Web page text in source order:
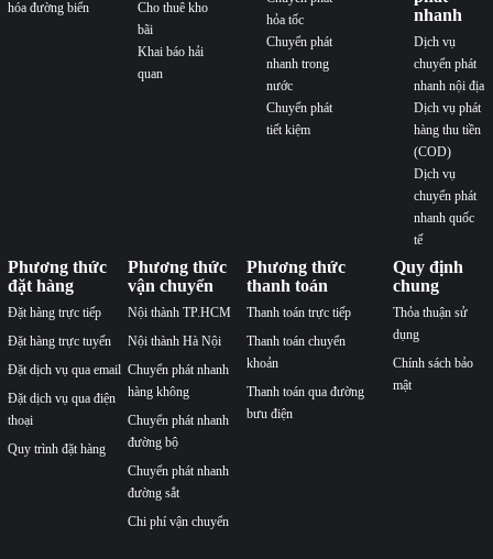
hóa đường biển
Cho thuê kho
bãi
Khai báo hải
quan
hỏa tốc
Chuyển phát
nhanh trong
nước
Chuyển phát
tiết kiệm
nhanh
Dịch vụ
chuyển phát
nhanh nội địa
Dịch vụ phát
hàng thu tiền
(COD)
Dịch vụ
chuyển phát
nhanh quốc
tế
Phương thức
đặt hàng
Đặt hàng trực tiếp
Đặt hàng trực tuyến
Đặt dịch vụ qua email
Đặt dịch vụ qua điện
thoại
Quy trình đặt hàng
Phương thức
vận chuyển
Nội thành TP.HCM
Nội thành Hà Nội
Chuyển phát nhanh
hàng không
Chuyển phát nhanh
đường bộ
Chuyển phát nhanh
đường sắt
Chi phí vận chuyển
Phương thức
thanh toán
Thanh toán trực tiếp
Thanh toán chuyển
khoản
Thanh toán qua đường
bưu điện
Quy định
chung
Thỏa thuận sử
dụng
Chính sách bảo
mật